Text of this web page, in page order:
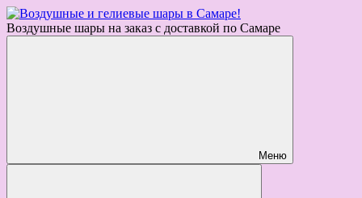
Воздушные шары на заказ с доставкой по Самаре
Меню